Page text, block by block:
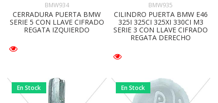
BMW934
CERRADURA PUERTA BMW
SERIE 5 CON LLAVE CIFRADO
REGATA IZQUIERDO
BMW935
CILINDRO PUERTA BMW E46
325I 325CI 325XI 330CI M3
SERIE 3 CON LLAVE CIFRADO
REGATA DERECHO
En Stock En Stock